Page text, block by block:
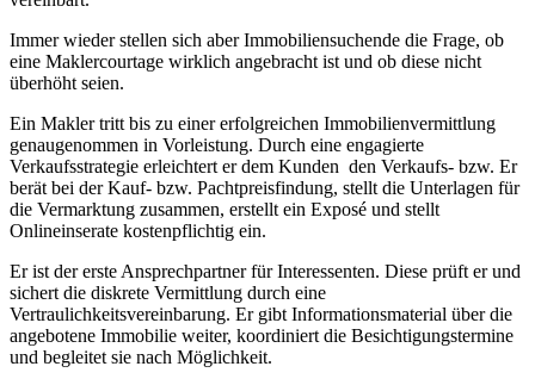
Immer wieder stellen sich aber Immobiliensuchende die Frage, ob
eine Maklercourtage wirklich angebracht ist und ob diese nicht
überhöht seien.
Ein Makler tritt bis zu einer erfolgreichen Immobilienvermittlung
genaugenommen in Vorleistung. Durch eine engagierte
Verkaufsstrategie erleichtert er dem Kunden den Verkaufs- bzw. Er
berät bei der Kauf- bzw. Pachtpreisfindung, stellt die Unterlagen für
die Vermarktung zusammen, erstellt ein Exposé und stellt
Onlineinserate kostenpflichtig ein.
Er ist der erste Ansprechpartner für Interessenten. Diese prüft er und
sichert die diskrete Vermittlung durch eine
Vertraulichkeitsvereinbarung. Er gibt Informationsmaterial über die
angebotene Immobilie weiter, koordiniert die Besichtigungstermine
und begleitet sie nach Möglichkeit.